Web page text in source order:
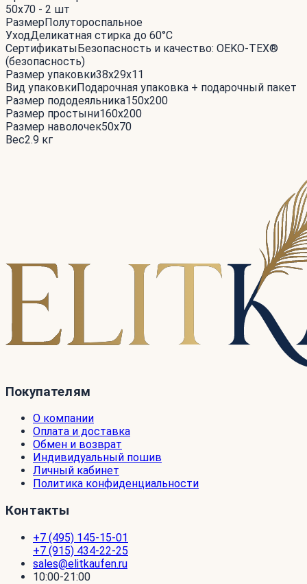
50x70 - 2 шт
РазмерПолутороспальное
УходДеликатная стирка до 60°С
СертификатыБезопасность и качество: OEKO-TEX®
(безопасность)
Размер упаковки38x29x11
Вид упаковкиПодарочная упаковка + подарочный пакет
Размер пододеяльника150x200
Размер простыни160x200
Размер наволочек50x70
Вес2.9 кг
Покупателям
О компании
Оплата и доставка
Обмен и возврат
Индивидуальный пошив
Личный кабинет
Политика конфиденциальности
Контакты
+7 (495) 145-15-01
+7 (915) 434-22-25
sales@elitkaufen.ru
10:00-21:00